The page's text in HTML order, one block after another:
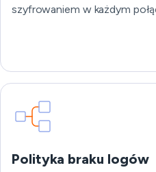
szyfrowaniem w każdym
Polityka braku logów